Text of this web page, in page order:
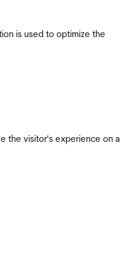
is used to optimize the
the visitor's experience on a